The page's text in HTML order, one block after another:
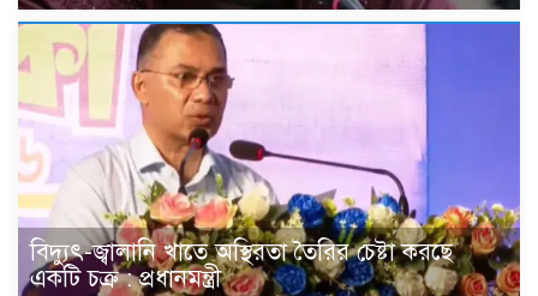
বিদ্যুৎ-জ্বালানি খাতে অস্থিরতা তৈরির চেষ্টা করছে
একটি চক্র : প্রধানমন্ত্রী